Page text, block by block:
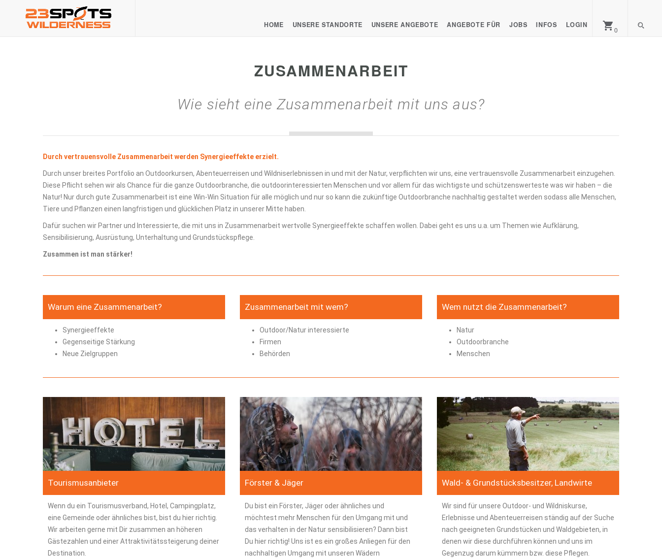
HOME UNSERE STANDORTE UNSERE ANGEBOTE ANGEBOTE FÜR JOBS INFOS LOGIN shopping_cart0
ZUSAMMENARBEIT
Wie sieht eine Zusammenarbeit mit uns aus?
Durch vertrauensvolle Zusammenarbeit werden Synergieeffekte erzielt.
Durch unser breites Portfolio an Outdoorkursen, Abenteuerreisen und Wildniserlebnissen in und mit der Natur, verpflichten wir uns, eine vertrauensvolle Zusammenarbeit einzugehen.
Diese Pflicht sehen wir als Chance für die ganze Outdoorbranche, die outdoorinteressierten Menschen und vor allem für das wichtigste und schützenswerteste was wir haben – die
Natur! Nur durch gute Zusammenarbeit ist eine Win-Win Situation für alle möglich und nur so kann die zukünftige Outdoorbranche nachhaltig gestaltet werden sodass alle Menschen,
Tiere und Pflanzen einen langfristigen und glücklichen Platz in unserer Mitte haben.
Dafür suchen wir Partner und Interessierte, die mit uns in Zusammenarbeit wertvolle Synergieeffekte schaffen wollen. Dabei geht es uns u.a. um Themen wie Aufklärung,
Sensibilisierung, Ausrüstung, Unterhaltung und Grundstückspflege.
Zusammen ist man stärker!
Warum eine Zusammenarbeit?
Synergieeffekte
Gegenseitige Stärkung
Neue Zielgruppen
Zusammenarbeit mit wem?
Outdoor/Natur interessierte
Firmen
Behörden
Wem nutzt die Zusammenarbeit?
Natur
Outdoorbranche
Menschen
Tourismusanbieter
Wenn du ein Tourismusverband, Hotel, Campingplatz,
eine Gemeinde oder ähnliches bist, bist du hier richtig.
Wir arbeiten gerne mit Dir zusammen an höheren
Gästezahlen und einer Attraktivitätssteigerung deiner
Destination.
Förster & Jäger
Du bist ein Förster, Jäger oder ähnliches und
möchtest mehr Menschen für den Umgang mit und
das verhalten in der Natur sensibilisieren? Dann bist
Du hier richtig! Uns ist es ein großes Anliegen für den
nachhaltigen Umgang mit unseren Wädern
Wald- & Grundstücksbesitzer, Landwirte
Wir sind für unsere Outdoor- und Wildniskurse,
Erlebnisse und Abenteuerreisen ständig auf der Suche
nach geeigneten Grundstücken und Waldgebieten, in
denen wir diese durchführen können und uns im
Gegenzug darum kümmern bzw. diese Pflegen.